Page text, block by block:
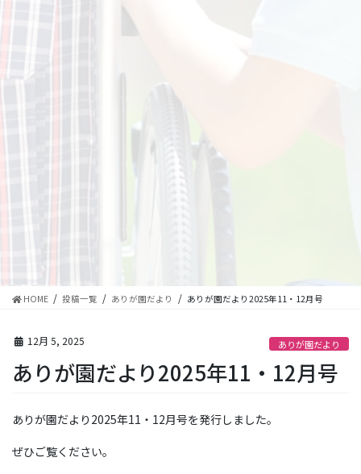
HOME 投稿一覧 ありが園だより ありが園だより2025年11・12月号
12月 5, 2025 ありが園だより
ありが園だより2025年11・12月号
ありが園だより2025年11・12月号を発行しました。
ぜひご覧ください。